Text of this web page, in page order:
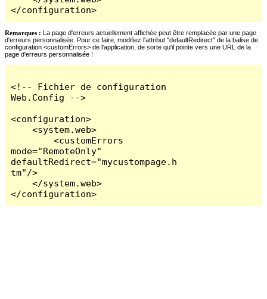
</configuration>
Remarques : La page d'erreurs actuellement affichée peut être remplacée par une page
d'erreurs personnalisée. Pour ce faire, modifiez l'attribut "defaultRedirect" de la balise de
configuration <customErrors> de l'application, de sorte qu'il pointe vers une URL de la
page d'erreurs personnalisée !
<!-- Fichier de configuration
Web.Config -->
<configuration>
    <system.web>
        <customErrors
mode="RemoteOnly"
defaultRedirect="mycustompage.h
tm"/>
    </system.web>
</configuration>